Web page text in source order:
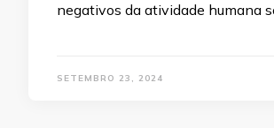
negativos da atividade humana
SETEMBRO 23, 2024